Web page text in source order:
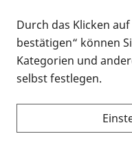
Vorlesen
Alle
Formaten an
Sie möchten wissen,
suchen und dieses
können? Schauen
Durch das Klicken
bestätigen“ können
Kategorien und
selbst festlegen.